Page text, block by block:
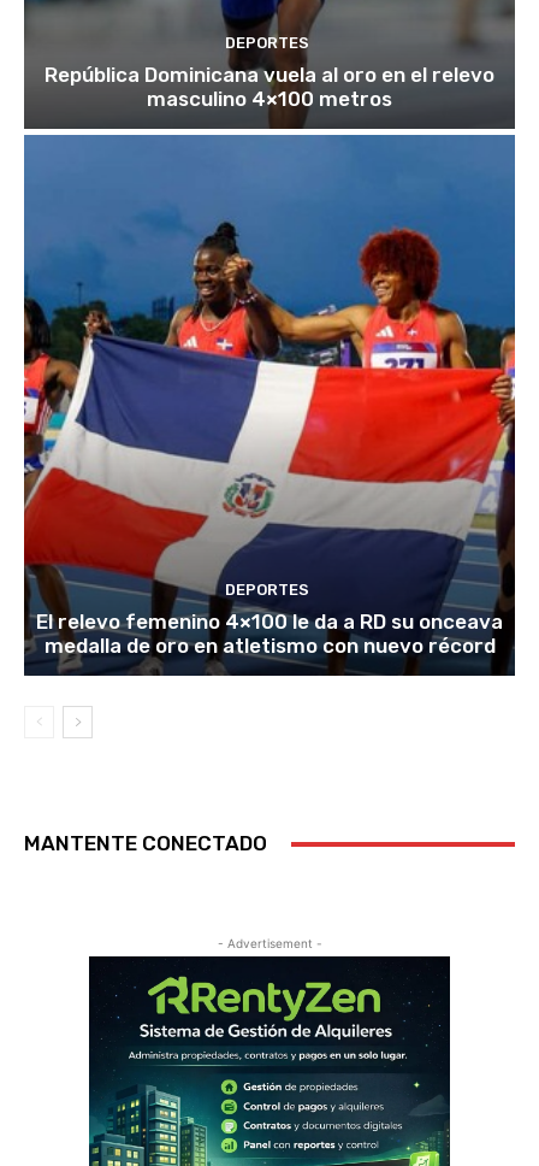
DEPORTES
República Dominicana vuela al oro en el relevo
masculino 4×100 metros
DEPORTES
El relevo femenino 4×100 le da a RD su onceava
medalla de oro en atletismo con nuevo récord
MANTENTE CONECTADO
- Advertisement -